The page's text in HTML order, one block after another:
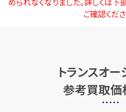
ご確認くださ
トランスオー
参考買取価